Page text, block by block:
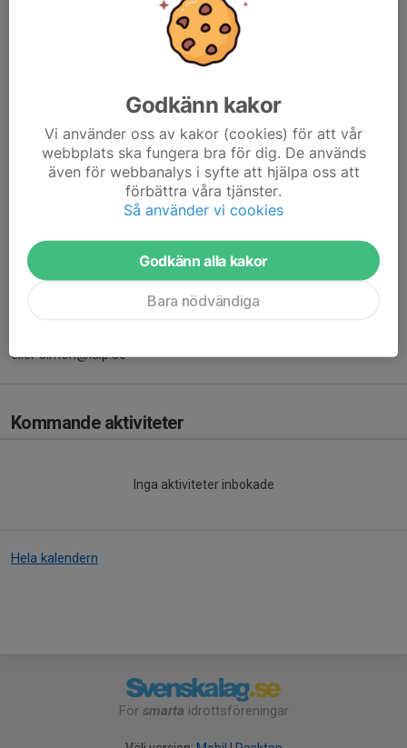
Skidträningen börjar efter nyår och pågår så länge som det finns
För intresseanmälan går du till startsidan.Luleå Alpina Klubb
Observera att man måste anmäla sig oavsett om man har
deltagit tidigare eller ej.
För att vara med skall man:
Kunna svänga.
eller simon@lalp.se
Kommande aktiviteter
Inga aktiviteter inbokade
Hela kalendern
För smarta idrottsföreningar
Godkänn kakor
Vi använder oss av kakor (cookies) för att vår
webbplats ska fungera bra för dig. De används
även för webbanalys i syfte att hjälpa oss att
förbättra våra tjänster.
Så använder vi cookies
Godkänn alla kakor
Bara nödvändiga